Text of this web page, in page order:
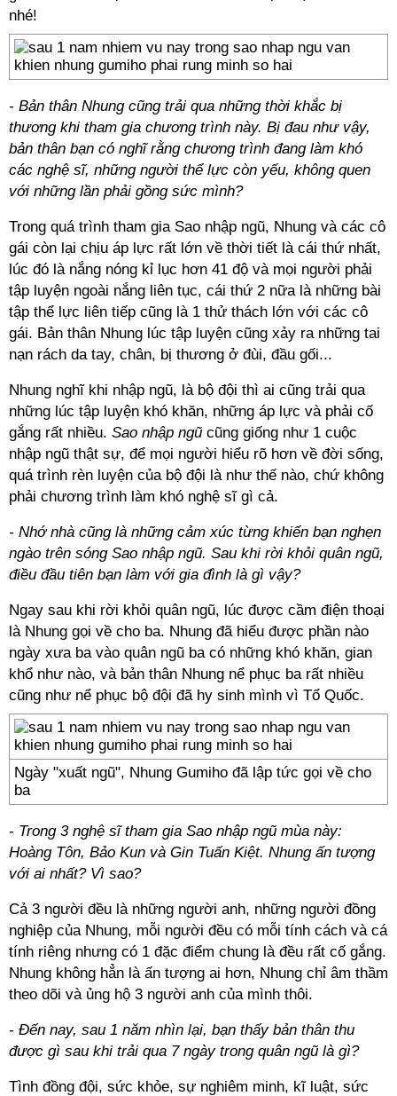
nhé!
- Bản thân Nhung cũng trải qua những thời khắc bị
thương khi tham gia chương trình này. Bị đau như vậy,
bản thân bạn có nghĩ rằng chương trình đang làm khó
các nghệ sĩ, những người thể lực còn yếu, không quen
với những lần phải gồng sức mình?
Trong quá trình tham gia Sao nhập ngũ, Nhung và các cô
gái còn lại chịu áp lực rất lớn về thời tiết là cái thứ nhất,
lúc đó là nắng nóng kỉ lục hơn 41 độ và mọi người phải
tập luyện ngoài nắng liên tục, cái thứ 2 nữa là những bài
tập thể lực liên tiếp cũng là 1 thử thách lớn với các cô
gái. Bản thân Nhung lúc tập luyện cũng xảy ra những tai
nạn rách da tay, chân, bị thương ở đùi, đầu gối...
Nhung nghĩ khi nhập ngũ, là bộ đội thì ai cũng trải qua
những lúc tập luyện khó khăn, những áp lực và phải cố
gắng rất nhiều. Sao nhập ngũ cũng giống như 1 cuộc
nhập ngũ thật sự, để mọi người hiểu rõ hơn về đời sống,
quá trình rèn luyện của bộ đội là như thế nào, chứ không
phải chương trình làm khó nghệ sĩ gì cả.
- Nhớ nhà cũng là những cảm xúc từng khiến bạn nghẹn
ngào trên sóng Sao nhập ngũ. Sau khi rời khỏi quân ngũ,
điều đầu tiên bạn làm với gia đình là gì vậy?
Ngay sau khi rời khỏi quân ngũ, lúc được cầm điện thoại
là Nhung gọi về cho ba. Nhung đã hiểu được phần nào
ngày xưa ba vào quân ngũ ba có những khó khăn, gian
khổ như nào, và bản thân Nhung nể phục ba rất nhiều
cũng như nể phục bộ đội đã hy sinh mình vì Tổ Quốc.
Ngày "xuất ngũ", Nhung Gumiho đã lập tức gọi về cho
ba
- Trong 3 nghệ sĩ tham gia Sao nhập ngũ mùa này:
Hoàng Tôn, Bảo Kun và Gin Tuấn Kiệt. Nhung ấn tượng
với ai nhất? Vì sao?
Cả 3 người đều là những người anh, những người đồng
nghiệp của Nhung, mỗi người đều có mỗi tính cách và cá
tính riêng nhưng có 1 đặc điểm chung là đều rất cố gắng.
Nhung không hẳn là ấn tượng ai hơn, Nhung chỉ âm thầm
theo dõi và ủng hộ 3 người anh của mình thôi.
- Đến nay, sau 1 năm nhìn lại, bạn thấy bản thân thu
được gì sau khi trải qua 7 ngày trong quân ngũ là gì?
Tình đồng đội, sức khỏe, sự nghiêm minh, kĩ luật, sức